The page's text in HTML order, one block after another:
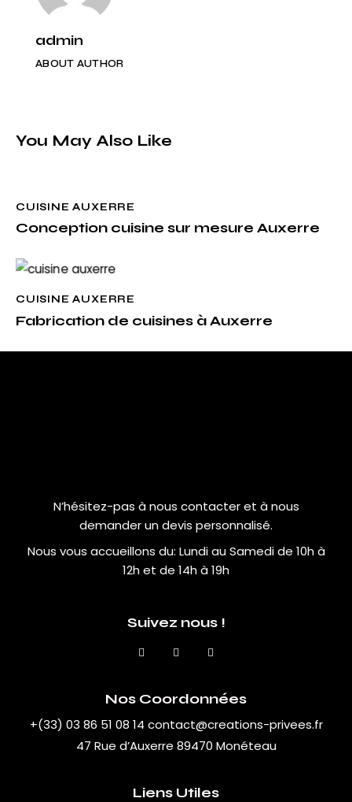
admin
ABOUT AUTHOR
You May Also Like
CUISINE AUXERRE
Conception cuisine sur mesure Auxerre
CUISINE AUXERRE
Fabrication de cuisines à Auxerre
N’hésitez-pas à nous contacter et à nous
demander un devis personnalisé.
Nous vous accueillons du: Lundi au Samedi de 10h à
12h et de 14h à 19h
Suivez nous !
Nos Coordonnées
+(33) 03 86 51 08 14 contact@creations-privees.fr
47 Rue d’Auxerre 89470 Monéteau
Liens Utiles